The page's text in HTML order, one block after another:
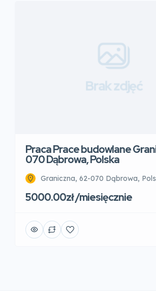
Brak zdjęć
Praca Prace budowlane
070 Dąbrowa, Polska
Graniczna, 62-070 Dąbrowa,
5000.00zł /miesięcznie